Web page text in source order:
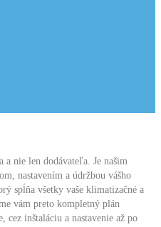
a nie len dodávateľa. Je našim
nastavením a údržbou vášho
spĺňa všetky vaše klimatizačné a
vám preto kompletný plán
cez inštaláciu a nastavenie až po